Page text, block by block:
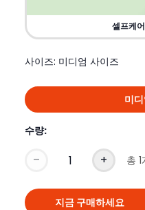
셀프케
사이즈: 미디엄 사이즈
미
수량:
총
지금 구매하세요